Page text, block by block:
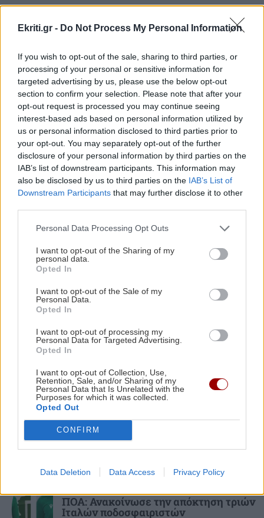
Ekriti.gr - Do Not Process My Personal Information
If you wish to opt-out of the sale, sharing to third parties, or
processing of your personal or sensitive information for
targeted advertising by us, please use the below opt-out
section to confirm your selection. Please note that after your
opt-out request is processed you may continue seeing
interest-based ads based on personal information utilized by
us or personal information disclosed to third parties prior to
your opt-out. You may separately opt-out of the further
disclosure of your personal information by third parties on the
IAB’s list of downstream participants. This information may
also be disclosed by us to third parties on the IAB’s List of
Downstream Participants that may further disclose it to other
Personal Data Processing Opt Outs
I want to opt-out of the Sharing of my
personal data.
Opted In
I want to opt-out of the Sale of my
Personal Data.
Opted In
I want to opt-out of processing my
Personal Data for Targeted Advertising.
Opted In
I want to opt-out of Collection, Use,
Retention, Sale, and/or Sharing of my
Personal Data that Is Unrelated with the
Purposes for which it was collected.
Opted Out
CONFIRM
Data Deletion Data Access Privacy Policy
FIFA παραμένει σε ισχύ»
22:19
ΑΘΛΗΤΙΚΑ
Europa League: Η ΤΣΣΚΑ Σόφιας διέλυσε 3-0
την Μακάμπι Τελ Αβίβ και ετοιμάζεται για
ΟΦΗ (βίντεο)
22:14
ΠΕΡΙΕΡΓΑ - ΠΑΡΑΞΕΝΑ
Βέλγιο: Ζει σε πλωτό σπίτι 23 μέτρων εδώ και
χρόνια
22:00
GOSSIP - LIFESTYLE
Γιώργος Λιάγκας: «Ο Τζορτζ Κλούνεϊ της
Η Βουδαπέστη χαμηλώνει τα φώτα σε μνημεία
και ιστορικά κτίρια για να εξοικονομήσει
Το τέλος μιας εποχής για το Allou! Fun Park - Η
περιοχή γυρίζει σελίδα
ΣΧΕΣΕΙΣ ΚΑΙ SEX
Χρήματα και σχέση: Πώς να μιλήσετε
χωρίς να καταλήξετε σε καβγά
GOSSIP - LIFESTYLE
Η Μπάρμπρα Στρέιζαντ υπογράφει το
πρώτο της παιδικό βιβλίο
ΑΘΛΗΤΙΚΑ
Europa League: Η Άντερλεχτ νίκησε 1-
0 τον ΠΑΟΚ στην Τούμπα κι όλα θα
κριθούν στις Βρυξέλλες
ΑΘΛΗΤΙΚΑ
ΠΟΑ: Ανακοίνωσε την απόκτηση τριών
Ιταλών ποδοσφαιριστών